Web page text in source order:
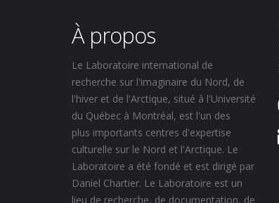
À propos
Le Laboratoire international de
recherche sur l'imaginaire du Nord, de
l'hiver et de l'Arctique, situé à l'Université
du Québec à Montréal, est l'un des
plus importants centres d'expertise
culturelle sur le Nord et l'Arctique. Le
Laboratoire a été fondé et est dirigé par
Daniel Chartier. Le Laboratoire est un
lieu de recherche, de documentation, de